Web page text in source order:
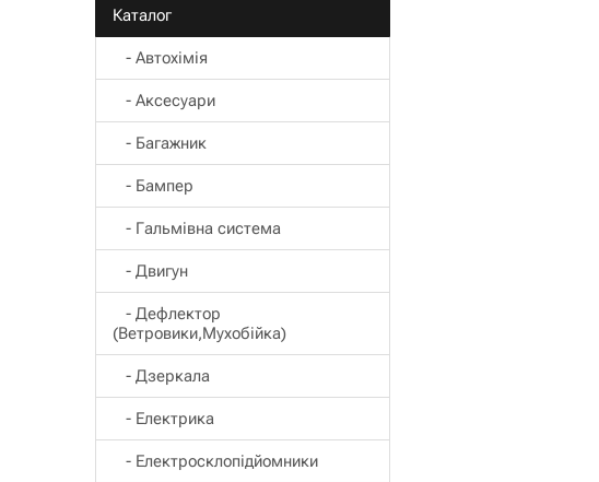
Каталог
- Автохімія
- Аксесуари
- Багажник
- Бампер
- Гальмівна система
- Двигун
- Дефлектор
(Ветровики,Мухобійка)
- Дзеркала
- Електрика
- Електросклопідйомники